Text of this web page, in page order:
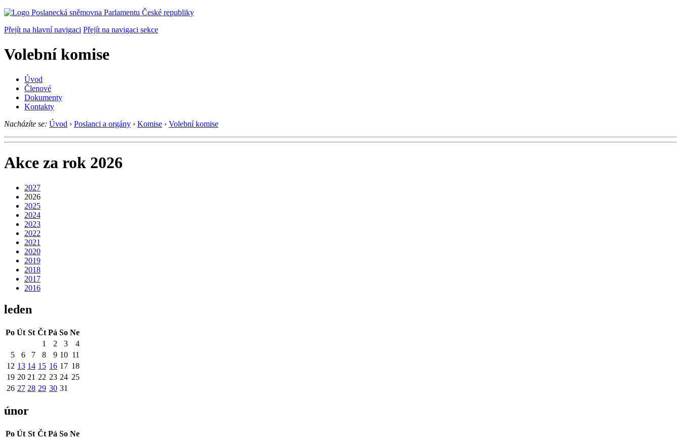
Přejít na hlavní navigaci Přejít na navigaci sekce
Volební komise
Úvod
Členové
Dokumenty
Kontakty
Nacházíte se: Úvod › Poslanci a orgány › Komise › Volební komise
Akce za rok 2026
2027
2026
2025
2024
2023
2022
2021
2020
2019
2018
2017
2016
leden
Po Út St Čt Pá So Ne
1
2 3
4
5
6 7 8 9 10 11
12 13 14 15 16 17 18
19 20 21 22 23 24 25
26 27 28 29 30 31
únor
Po Út St Čt Pá So Ne